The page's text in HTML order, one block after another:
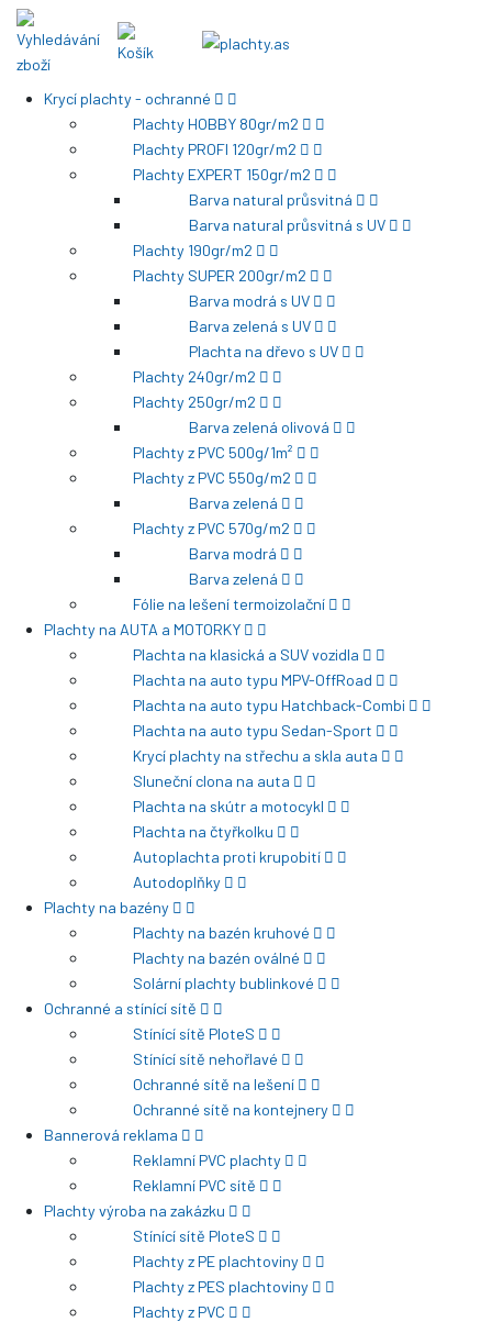
Krycí plachty - ochranné
Plachty HOBBY 80gr/m2
Plachty PROFI 120gr/m2
Plachty EXPERT 150gr/m2
Barva natural průsvitná
Barva natural průsvitná s UV
Plachty 190gr/m2
Plachty SUPER 200gr/m2
Barva modrá s UV
Barva zelená s UV
Plachta na dřevo s UV
Plachty 240gr/m2
Plachty 250gr/m2
Barva zelená olivová
Plachty z PVC 500g/1m²
Plachty z PVC 550g/m2
Barva zelená
Plachty z PVC 570g/m2
Barva modrá
Barva zelená
Fólie na lešení termoizolační
Plachty na AUTA a MOTORKY
Plachta na klasická a SUV vozidla
Plachta na auto typu MPV-OffRoad
Plachta na auto typu Hatchback-Combi
Plachta na auto typu Sedan-Sport
Krycí plachty na střechu a skla auta
Sluneční clona na auta
Plachta na skútr a motocykl
Plachta na čtyřkolku
Autoplachta proti krupobití
Autodoplňky
Plachty na bazény
Plachty na bazén kruhové
Plachty na bazén oválné
Solární plachty bublinkové
Ochranné a stínící sítě
Stínící sítě PloteS
Stínící sítě nehořlavé
Ochranné sítě na lešení
Ochranné sítě na kontejnery
Bannerová reklama
Reklamní PVC plachty
Reklamní PVC sítě
Plachty výroba na zakázku
Stínící sítě PloteS
Plachty z PE plachtoviny
Plachty z PES plachtoviny
Plachty z PVC